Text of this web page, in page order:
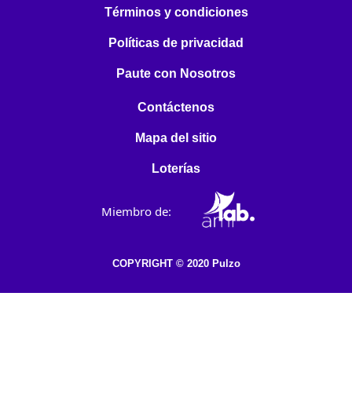
Términos y condiciones
Políticas de privacidad
Paute con Nosotros
Contáctenos
Mapa del sitio
Loterías
Miembro de:
COPYRIGHT © 2020 Pulzo